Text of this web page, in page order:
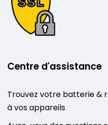
Centre d'assistance
Trouvez votre batterie &
à vos appareils